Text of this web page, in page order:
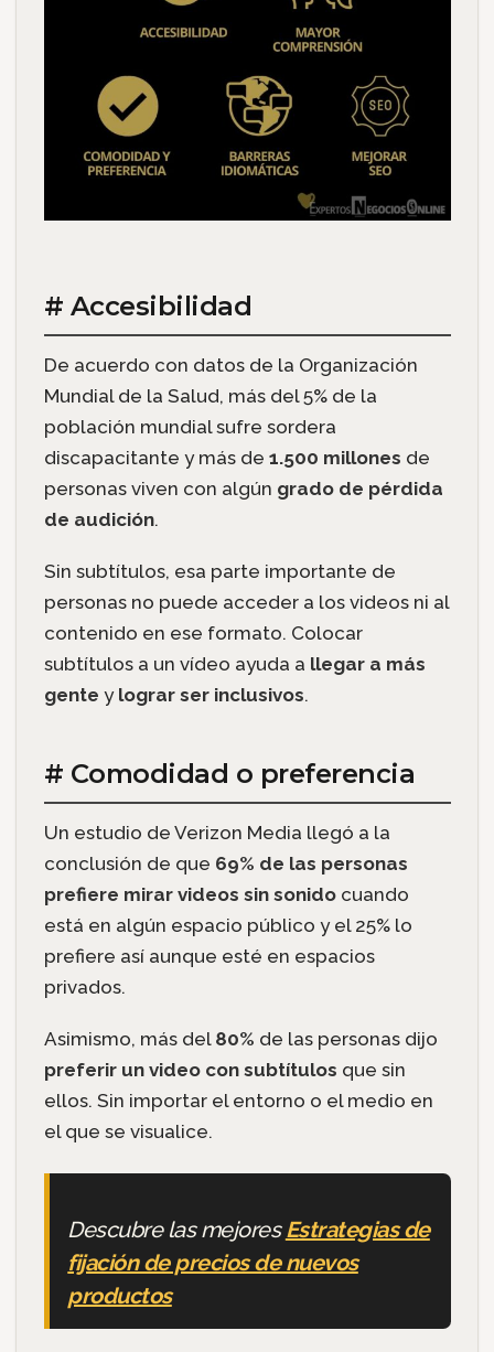
# Accesibilidad
De acuerdo con datos de la Organización
Mundial de la Salud, más del 5% de la
población mundial sufre sordera
discapacitante y más de 1.500 millones de
personas viven con algún grado de pérdida
de audición.
Sin subtítulos, esa parte importante de
personas no puede acceder a los videos ni al
contenido en ese formato. Colocar
subtítulos a un vídeo ayuda a llegar a más
gente y lograr ser inclusivos.
# Comodidad o preferencia
Un estudio de Verizon Media llegó a la
conclusión de que 69% de las personas
prefiere mirar videos sin sonido cuando
está en algún espacio público y el 25% lo
prefiere así aunque esté en espacios
privados.
Asimismo, más del 80% de las personas dijo
preferir un video con subtítulos que sin
ellos. Sin importar el entorno o el medio en
el que se visualice.
Descubre las mejoresEstrategias de
fijación de precios de nuevos
productos